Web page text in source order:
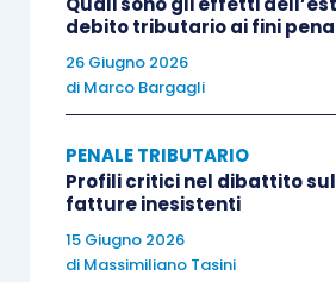
La Suprema Corte ha rigettato il
ritenendo corretta la
appello sull’insussistenza,
società coinvolte, del modello
gestione richiesto dal D.Lgs.
modelli aziendali ISO UNI
debito tributario ai fini
26 Giugno 2026
di Marco Bargagli
PENALE TRIBUTARIO
Profili critici nel dibattito
fatture inesistenti
15 Giugno 2026
di Massimiliano Tasini